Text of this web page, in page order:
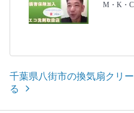
M・K・C
千葉県八街市の換気扇クリ
る